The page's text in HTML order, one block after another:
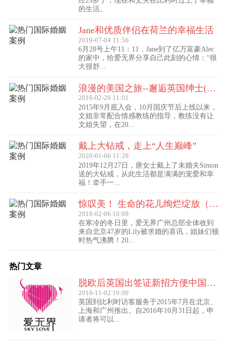
的生活。
Jane和优质伴侣在荷兰的幸福生活
2019-07-04 11:56
6月28号上午11：11，Jane到了亿万富豪Alec
的家中，给爱无界分享自己此刻的心情：“很
大很舒...
浪漫的美国之旅--邂逅英国绅士(文姐与Kent的见面动态）
2016-02-26 11:01
2015年9月底入会，10月国庆节后上线以来，
文姐非常配合情感教练的指导，教练没有让
文姐失望，在20...
戴上大钻戒，走上“人生巅峰”
2020-01-06 11:28
2019年12月27日，唐女士戴上了未婚夫Simon
送的大钻戒，从此生活都是满满的宠爱和幸
福！牵手一...
惊叹美！ 生命的花儿绚烂绽放（47岁的Lily结婚啦！）
2018-02-06 10:09
在寒冷的冬日里，爱无界广州总部全体收到
来自北京47岁的Lily被求婚的喜讯，姐妹们顿
时热气沸腾！20...
热门文章
脱欧后英国出签证新招方便中国访客进入欧盟
2016-11-02 10:00
英国到比利时访客服务于2015年7月在北京、
上海和广州推出。自2016年10月31日起，申
请者将可以...